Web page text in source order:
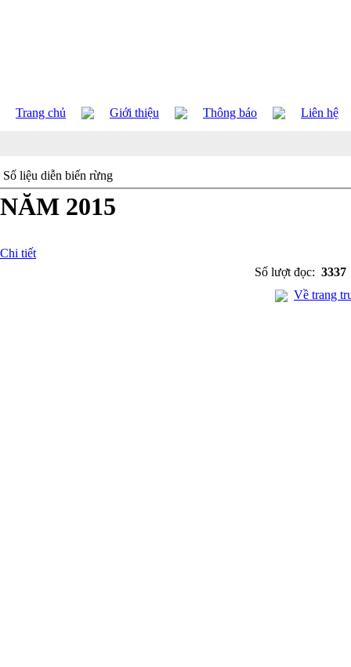
Trang chủ Giới thiệu Thông báo Liên hệ
Số liệu diễn biến rừng
NĂM 2015
Chi tiết
Số lượt đọc: 3337
Về trang